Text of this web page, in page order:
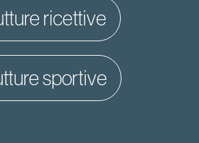
ricettive
sportive